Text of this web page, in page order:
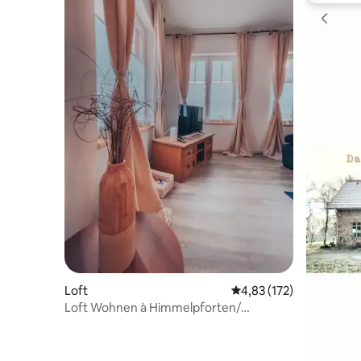
Loft Évaluation moyenne
4,83 (172)
Loft Wohnen à Himmelpforten/